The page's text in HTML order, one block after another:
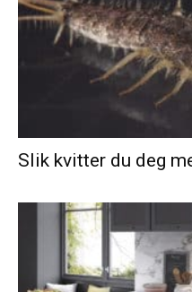
Slik kvitter du deg